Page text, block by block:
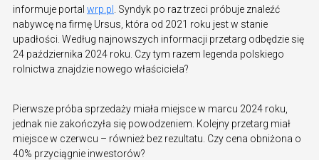
informuje portal wrp.pl
. Syndyk po raz trzeci próbuje znaleźć
nabywcę na firmę Ursus, która od 2021 roku jest w stanie
upadłości. Według najnowszych informacji przetarg odbędzie się
24 października 2024 roku. Czy tym razem legenda polskiego
rolnictwa znajdzie nowego właściciela?
Pierwsze próba sprzedaży miała miejsce w marcu 2024 roku,
jednak nie zakończyła się powodzeniem. Kolejny przetarg miał
miejsce w czerwcu – również bez rezultatu. Czy cena obniżona o
40% przyciągnie inwestorów?